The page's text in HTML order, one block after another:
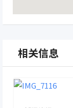
相关信息